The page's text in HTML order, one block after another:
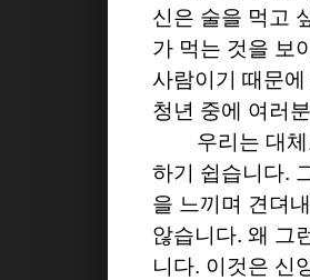
신은 술을 먹고
가 먹는 것을 보
사람이기 때문
청년 중에 여러
우리는 대
하기 쉽습니다.
을 느끼며 견뎌
않습니다. 왜 그
니다. 이것은 신